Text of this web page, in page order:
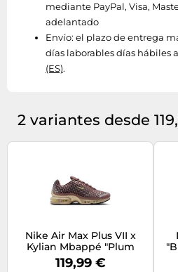
mediante PayPal, Visa,
adelantado
Envío: el plazo de entrega
días laborables días hábiles
(ES).
2 variantes desde
Nike Air Max Plus VII x
Kylian Mbappé "Plum
Eclipse" - Talla: 40.5 brown
119,99 €